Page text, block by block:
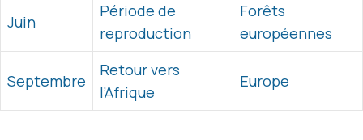
Juin
Période de
reproduction
Forêts
européennes
Septembre
Retour vers
l’Afrique
Europe